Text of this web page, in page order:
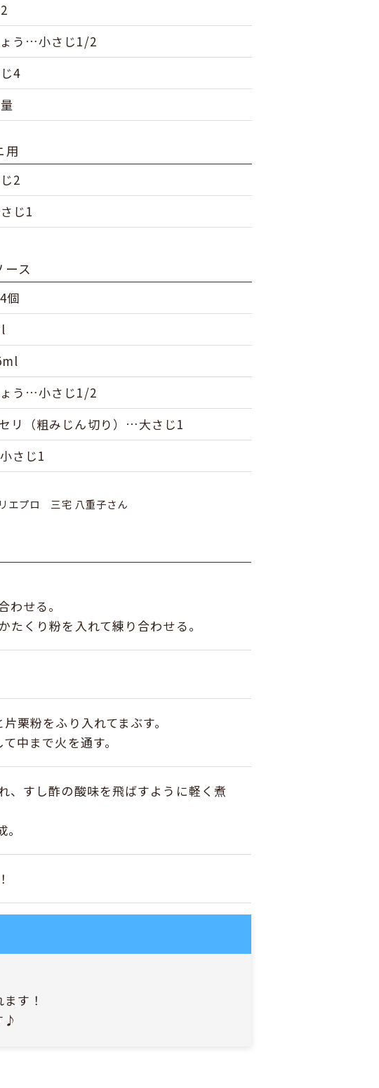
う…小さじ1/2
4
用
2
じ1
ス
個
う…小さじ1/2
リ（粗みじん切り）…大さじ1
さじ1
エプロ 三宅 八重子さん
せる。
くり粉を入れて練り合わせる。
栗粉をふり入れてまぶす。
中まで火を通す。
、すし酢の酸味を飛ばすように軽く煮
す！
♪